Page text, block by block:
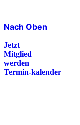
Nach Oben
Jetzt
Mitglied
werden
Termin-kalender